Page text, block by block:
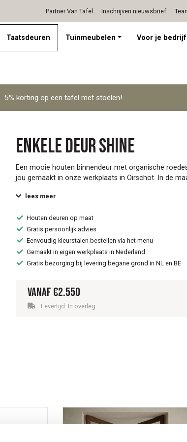
Persoonlijk advies op afspraak
Partner Van Tafel Inschrijven nieuwsbrief
Taatsdeuren Tuinmeubelen Voor je bedrijf
5% korting op een tafel met stoelen!
Enkele deur Shine
Een mooie houten binnendeur met organische
jou gemaakt in onze werkplaats in Oirschot. In de
lees meer
Houten deuren op maat
Gratis persoonlijk advies
Eenvoudig kleurstalen bestellen via het menu
Gemaakt in eigen werkplaats in Nederland
Gratis bezorging bij levering begane grond in NL en BE
Vanaf €2.550
Levertijd: In overleg